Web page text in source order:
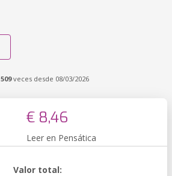
509veces desde 08/03/2026
€ 8,46
Leer en Pensática
Valor total: